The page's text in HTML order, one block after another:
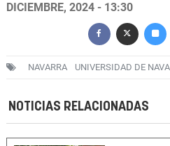
DICIEMBRE, 2024 - 13:30
NAVARRA UNIVERSIDAD DE
NOTICIAS RELACIONADAS